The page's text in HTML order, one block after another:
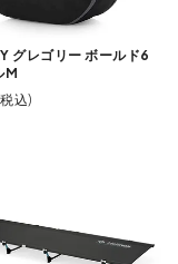
グレゴリー ボールド6
M
込)